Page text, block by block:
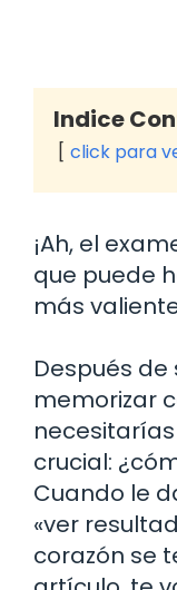
Indice
click para
¡Ah, el
que puede
más
Después
memorizar
crucial:
Cuando le
«ver
corazón se